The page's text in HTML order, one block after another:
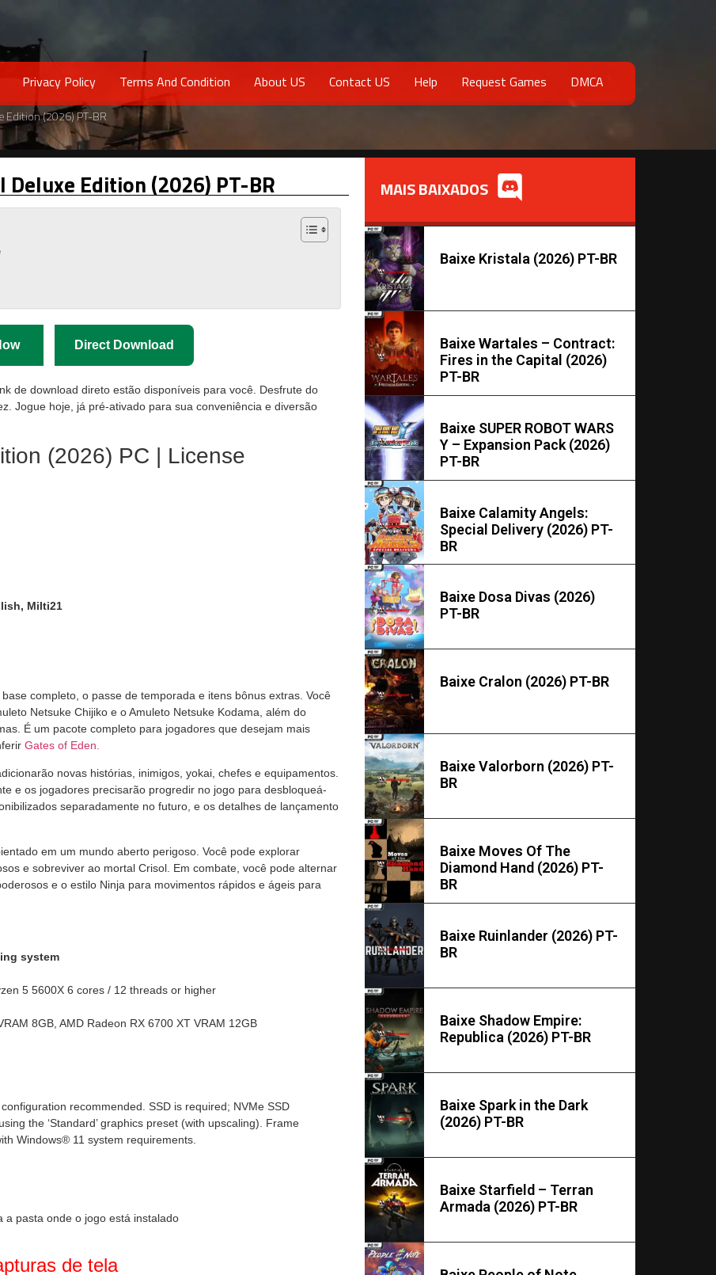
Privacy Policy Terms And Condition About US Contact US Help Request Games DMCA
Edition (2026) PT-BR
Edition (2026) PT-BR
Direct Download
de download direto estão disponíveis para você. Desfrute do
Jogue hoje, já pré-ativado para sua conveniência e diversão
(2026) PC | License
Milti21
completo, o passe de temporada e itens bônus extras. Você
Netsuke Chijiko e o Amuleto Netsuke Kodama, além do
É um pacote completo para jogadores que desejam mais
Gates of Eden.
novas histórias, inimigos, yokai, chefes e equipamentos.
e os jogadores precisarão progredir no jogo para desbloqueá-
separadamente no futuro, e os detalhes de lançamento
em um mundo aberto perigoso. Você pode explorar
e sobreviver ao mortal Crisol. Em combate, você pode alternar
e o estilo Ninja para movimentos rápidos e ágeis para
system
5 5600X 6 cores / 12 threads or higher
8GB, AMD Radeon RX 6700 XT VRAM 12GB
recommended. SSD is required; NVMe SSD
the ‘Standard’ graphics preset (with upscaling). Frame
Windows® 11 system requirements.
a pasta onde o jogo está instalado
de tela
MAIS BAIXADOS
Baixe Kristala (2026) PT-BR
Baixe Wartales – Contract:
Fires in the Capital (2026)
PT-BR
Baixe SUPER ROBOT WARS
Y – Expansion Pack (2026)
PT-BR
Baixe Calamity Angels:
Special Delivery (2026) PT-
BR
Baixe Dosa Divas (2026)
PT-BR
Baixe Cralon (2026) PT-BR
Baixe Valorborn (2026) PT-
BR
Baixe Moves Of The
Diamond Hand (2026) PT-
BR
Baixe Ruinlander (2026) PT-
BR
Baixe Shadow Empire:
Republica (2026) PT-BR
Baixe Spark in the Dark
(2026) PT-BR
Baixe Starfield – Terran
Armada (2026) PT-BR